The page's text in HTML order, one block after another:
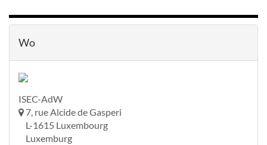
Wo
ISEC-AdW
7, rue Alcide de Gasperi
L-1615 Luxembourg
Luxemburg